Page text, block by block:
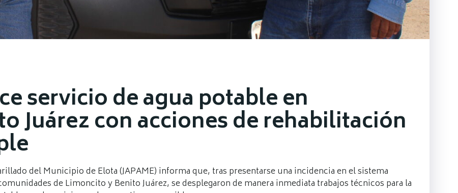
servicio de agua potable en
Juárez con acciones de rehabilitación
del Municipio de Elota (JAPAME) informa que, tras presentarse una incidencia en el sistema
de Limoncito y Benito Juárez, se desplegaron de manera inmediata trabajos técnicos para la